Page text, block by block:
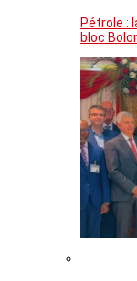
Pétrole :
bloc